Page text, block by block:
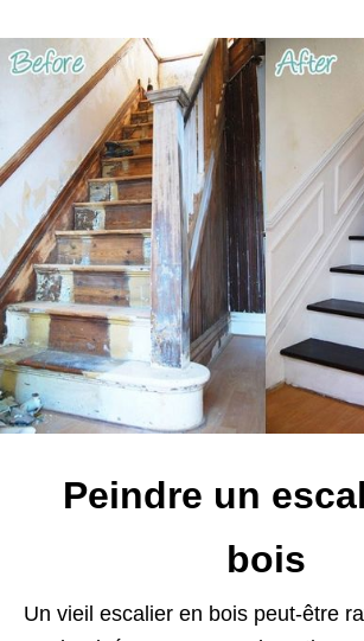
Peindre un
bois
Un vieil escalier en bois peut-être